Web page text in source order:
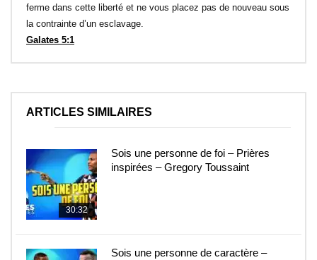
ferme dans cette liberté et ne vous placez pas de nouveau sous
la contrainte d’un esclavage.
Galates 5:1
ARTICLES SIMILAIRES
30:32
Sois une personne de foi – Prières
inspirées – Gregory Toussaint
Sois une personne de caractère –